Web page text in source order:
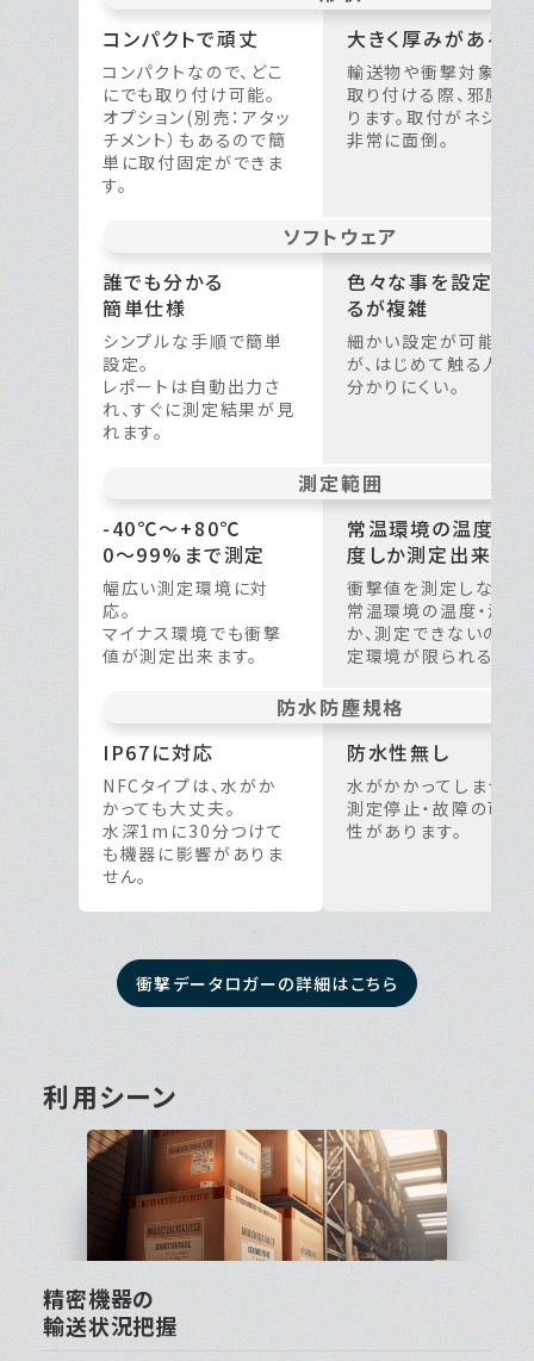
大きく厚みがある
輸送物や衝撃対象物に
取り付ける際、邪魔に
ります。取付がネジで、
非常に面倒。
色々な事を設定でき
るが複雑
細かい設定が可能だ
が、はじめて触る人に
分かりにくい。
常温環境の温度・湿
度しか測定出来ない
衝撃値を測定しながら
常温環境の温度・湿度
か、測定できないので
定環境が限られる。
防水性無し
水がかかってしまうと、
測定停止・故障の可能
性があります。
コンパクトで頑丈
コンパクトなので、どこ
にでも取り付け可能。
オプション(別売：アタッ
チメント）もあるので簡
単に取付固定ができま
す。
誰でも分かる
簡単仕様
シンプルな手順で簡単
設定。
レポートは自動出力さ
れ、すぐに測定結果が見
れます。
ソフト ウェア
-40℃〜+80℃
0〜99%まで測定
幅広い測定環境に対
応。
マイナス環境でも衝撃
値が測定出来ます。
測定範囲
IP67に対応
NFCタイプは、水がか
かっても大丈夫。
水深1mに30分つけて
も機器に影響がありま
せん。
防水防塵規格
衝撃データロガーの詳細はこちら
利用シーン
精密機器の
輸送状況把握